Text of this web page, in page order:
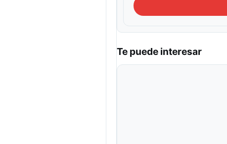
Te puede interesar